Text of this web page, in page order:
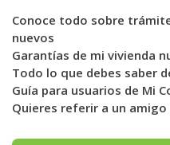
Conoce todo sobre
nuevos
Garantías de mi vivienda
Todo lo que debes saber
Guía para usuarios de Mi
Quieres referir a un